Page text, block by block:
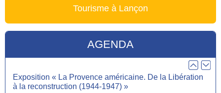
Tourisme à Lançon
AGENDA
Réunion d’information mutuelle AXA
Le 13.10
Heure :18:00
Exposition « La Provence américaine. De la Libération
à la reconstruction (1944-1947) »